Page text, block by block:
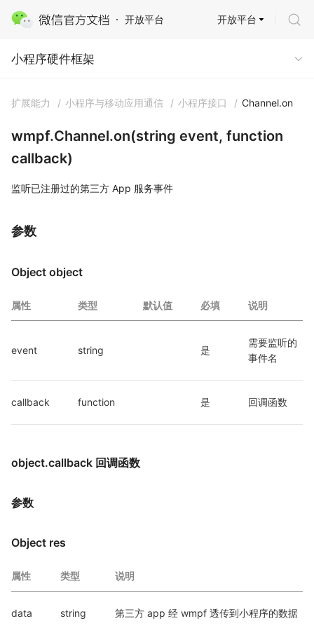
开放平台
小程序硬件框架
开放平台
小程序硬件框架
扩展能力 / 小程序与移动应用通信 / 小程序接口 / Channel.on
wmpf.Channel.on(string event, function
callback)
监听已注册过的第三方 App 服务事件
参数
Object object
属性 类型 默认值 必填 说明
event string 是
需要监听的
事件名
callback function 是 回调函数
object.callback 回调函数
参数
Object res
属性 类型 说明
data string 第三方 app 经 wmpf 透传到小程序的数据